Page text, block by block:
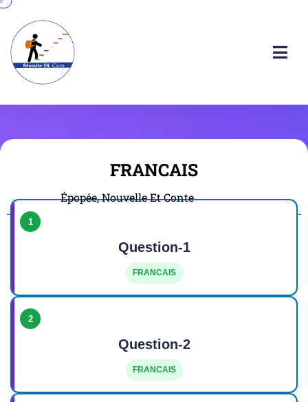
FRANCAIS
Épopée, Nouvelle Et Conte
1
Question-1
FRANCAIS
2
Question-2
FRANCAIS